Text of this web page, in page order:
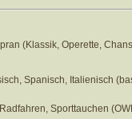
(Klassik, Operette,
Spanisch, Italienisch
Sporttauchen